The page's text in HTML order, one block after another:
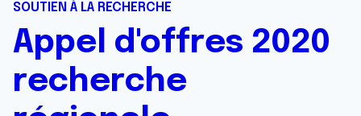
SOUTIEN À LA RECHERCHE
Appel d'offres 2020
recherche